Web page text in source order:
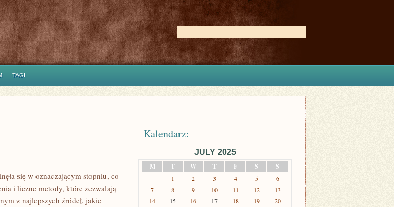
TAGI
się w oznaczającym stopniu, co
i liczne metody, które zezwalają
z najlepszych źródeł, jakie
Kalendarz:
JULY 2025
M
T W T F S S
1 2 3 4 5
6
7
8 9 10 11 12
13
14
15 16 17 18 19
20